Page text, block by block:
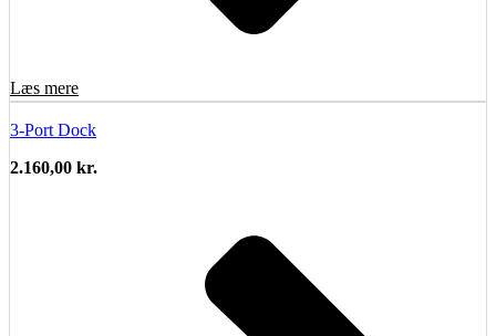
Læs mere
3-Port Dock
2.160,00 kr.